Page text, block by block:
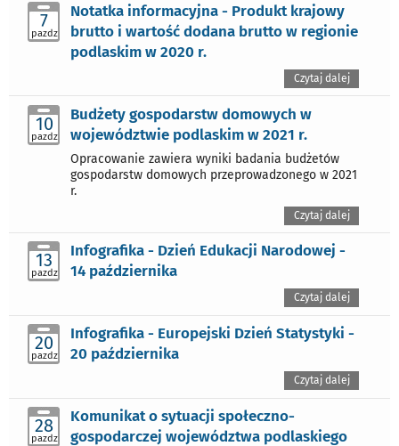
7
pazdz
Notatka informacyjna - Produkt krajowy
brutto i wartość dodana brutto w regionie
podlaskim w 2020 r.
Czytaj dalej
10
pazdz
Budżety gospodarstw domowych w
województwie podlaskim w 2021 r.
Opracowanie zawiera wyniki badania budżetów
gospodarstw domowych przeprowadzonego w 2021
r.
Czytaj dalej
13
pazdz
Infografika - Dzień Edukacji Narodowej -
14 października
Czytaj dalej
20
pazdz
Infografika - Europejski Dzień Statystyki -
20 października
Czytaj dalej
28
pazdz
Komunikat o sytuacji społeczno-
gospodarczej województwa podlaskiego